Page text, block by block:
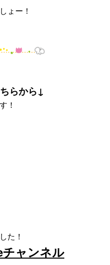
ょー！
らから↓
！
た！
ャンネル